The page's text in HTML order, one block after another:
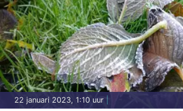
22 januari 2023, 1:10 uur